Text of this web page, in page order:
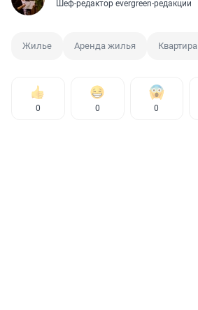
Шеф-редактор evergreen-редакции
Жилье Аренда жилья Квартира
0 0 0